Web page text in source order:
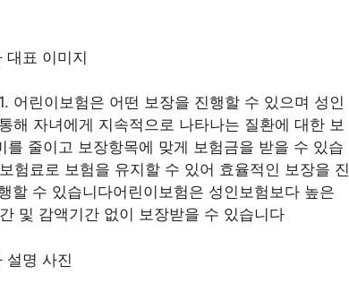
어린이보험은 어떤 보장을 진행할 수 있으며 성인
해 자녀에게 지속적으로 나타나는 질환에 대한 보
줄이고 보장항목에 맞게 보험금을 받을 수 있습
험료로 보험을 유지할 수 있어 효율적인 보장을 진
할 수 있습니다어린이보험은 성인보험보다 높은
및 감액기간 없이 보장받을 수 있습니다